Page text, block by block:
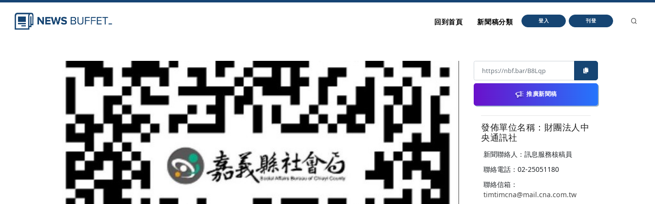
回到首頁 新聞稿分類 登入 刊登
推廣新聞稿
發佈單位名稱：財團法人中
央通訊社
新聞聯絡人：訊息服務核稿員
聯絡電話：02-25051180
聯絡信箱：
timtimcna@mail.cna.com.tw